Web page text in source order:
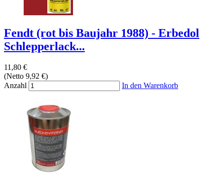
Fendt (rot bis Baujahr 1988) - Erbedol
Schlepperlack...
11,80 €
(Netto 9,92 €)
Anzahl
In den Warenkorb